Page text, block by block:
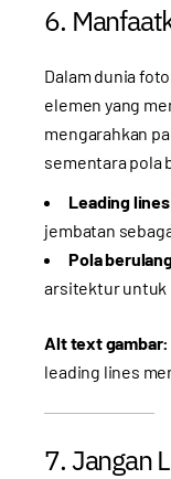
6.
Dalam dunia
elemen yang
mengarahkan
sementara pola
Leading
jembatan
Pola
arsitektur untuk
Alt text gambar:
leading lines
7. Jangan